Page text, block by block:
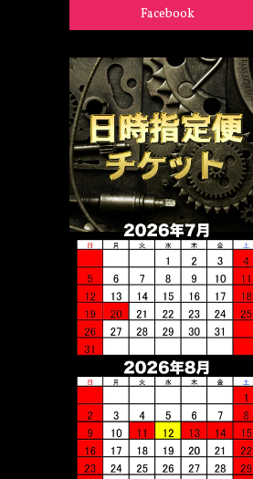
Facebook